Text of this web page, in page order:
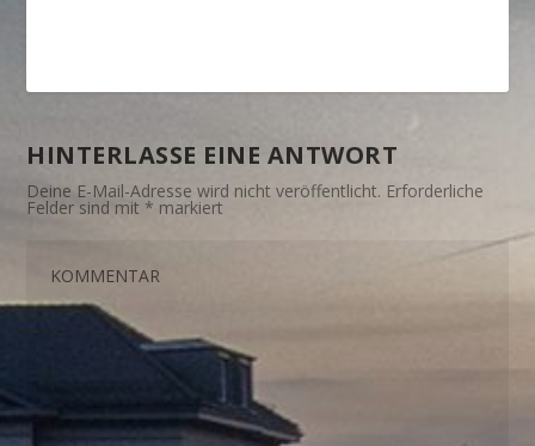
HINTERLASSE EINE ANTWORT
Deine E-Mail-Adresse wird nicht veröffentlicht. Erforderliche
Felder sind mit * markiert